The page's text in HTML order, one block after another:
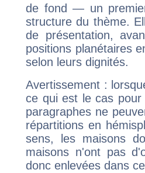
de fond — un
structure du thème.
de présentation,
positions planétaires
selon leurs dignités.
Avertissement :
ce qui est le cas
paragraphes ne
répartitions en
sens, les maisons
maisons n'ont pas
donc enlevées dans